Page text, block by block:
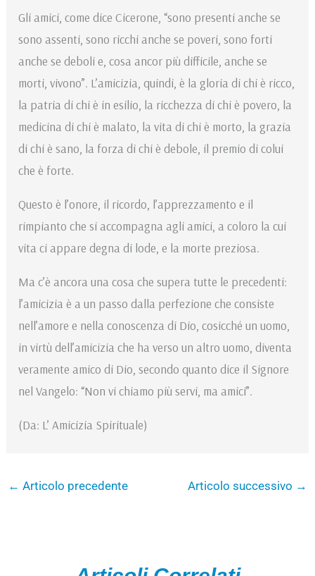
Gli amici, come dice Cicerone, “sono presenti anche se
sono assenti, sono ricchi anche se poveri, sono forti
anche se deboli e, cosa ancor più difficile, anche se
morti, vivono”. L’amicizia, quindi, è la gloria di chi è ricco,
la patria di chi è in esilio, la ricchezza di chi è povero, la
medicina di chi è malato, la vita di chi è morto, la grazia
di chi è sano, la forza di chi è debole, il premio di colui
che è forte.
Questo è l’onore, il ricordo, l’apprezzamento e il
rimpianto che si accompagna agli amici, a coloro la cui
vita ci appare degna di lode, e la morte preziosa.
Ma c’è ancora una cosa che supera tutte le precedenti:
l’amicizia è a un passo dalla perfezione che consiste
nell’amore e nella conoscenza di Dio, cosicché un uomo,
in virtù dell’amicizia che ha verso un altro uomo, diventa
veramente amico di Dio, secondo quanto dice il Signore
nel Vangelo: “Non vi chiamo più servi, ma amici”.
(Da: L’ Amicizia Spirituale)
← Articolo precedente Articolo successivo →